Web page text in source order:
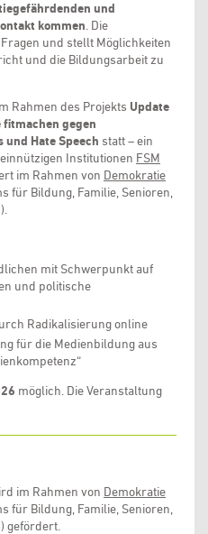
und
kommen . Die
und stellt Möglichkeiten
und die Bildungsarbeit zu
Rahmen des Projekts Update
gegen
Hate Speech statt – ein
Institutionen FSM
im Rahmen von Demokratie
für Bildung, Familie, Senioren,
mit Schwerpunkt auf
und politische
Radikalisierung online
für die Medienbildung aus
möglich. Die Veranstaltung
im Rahmen von Demokratie
für Bildung, Familie, Senioren,
gefördert.